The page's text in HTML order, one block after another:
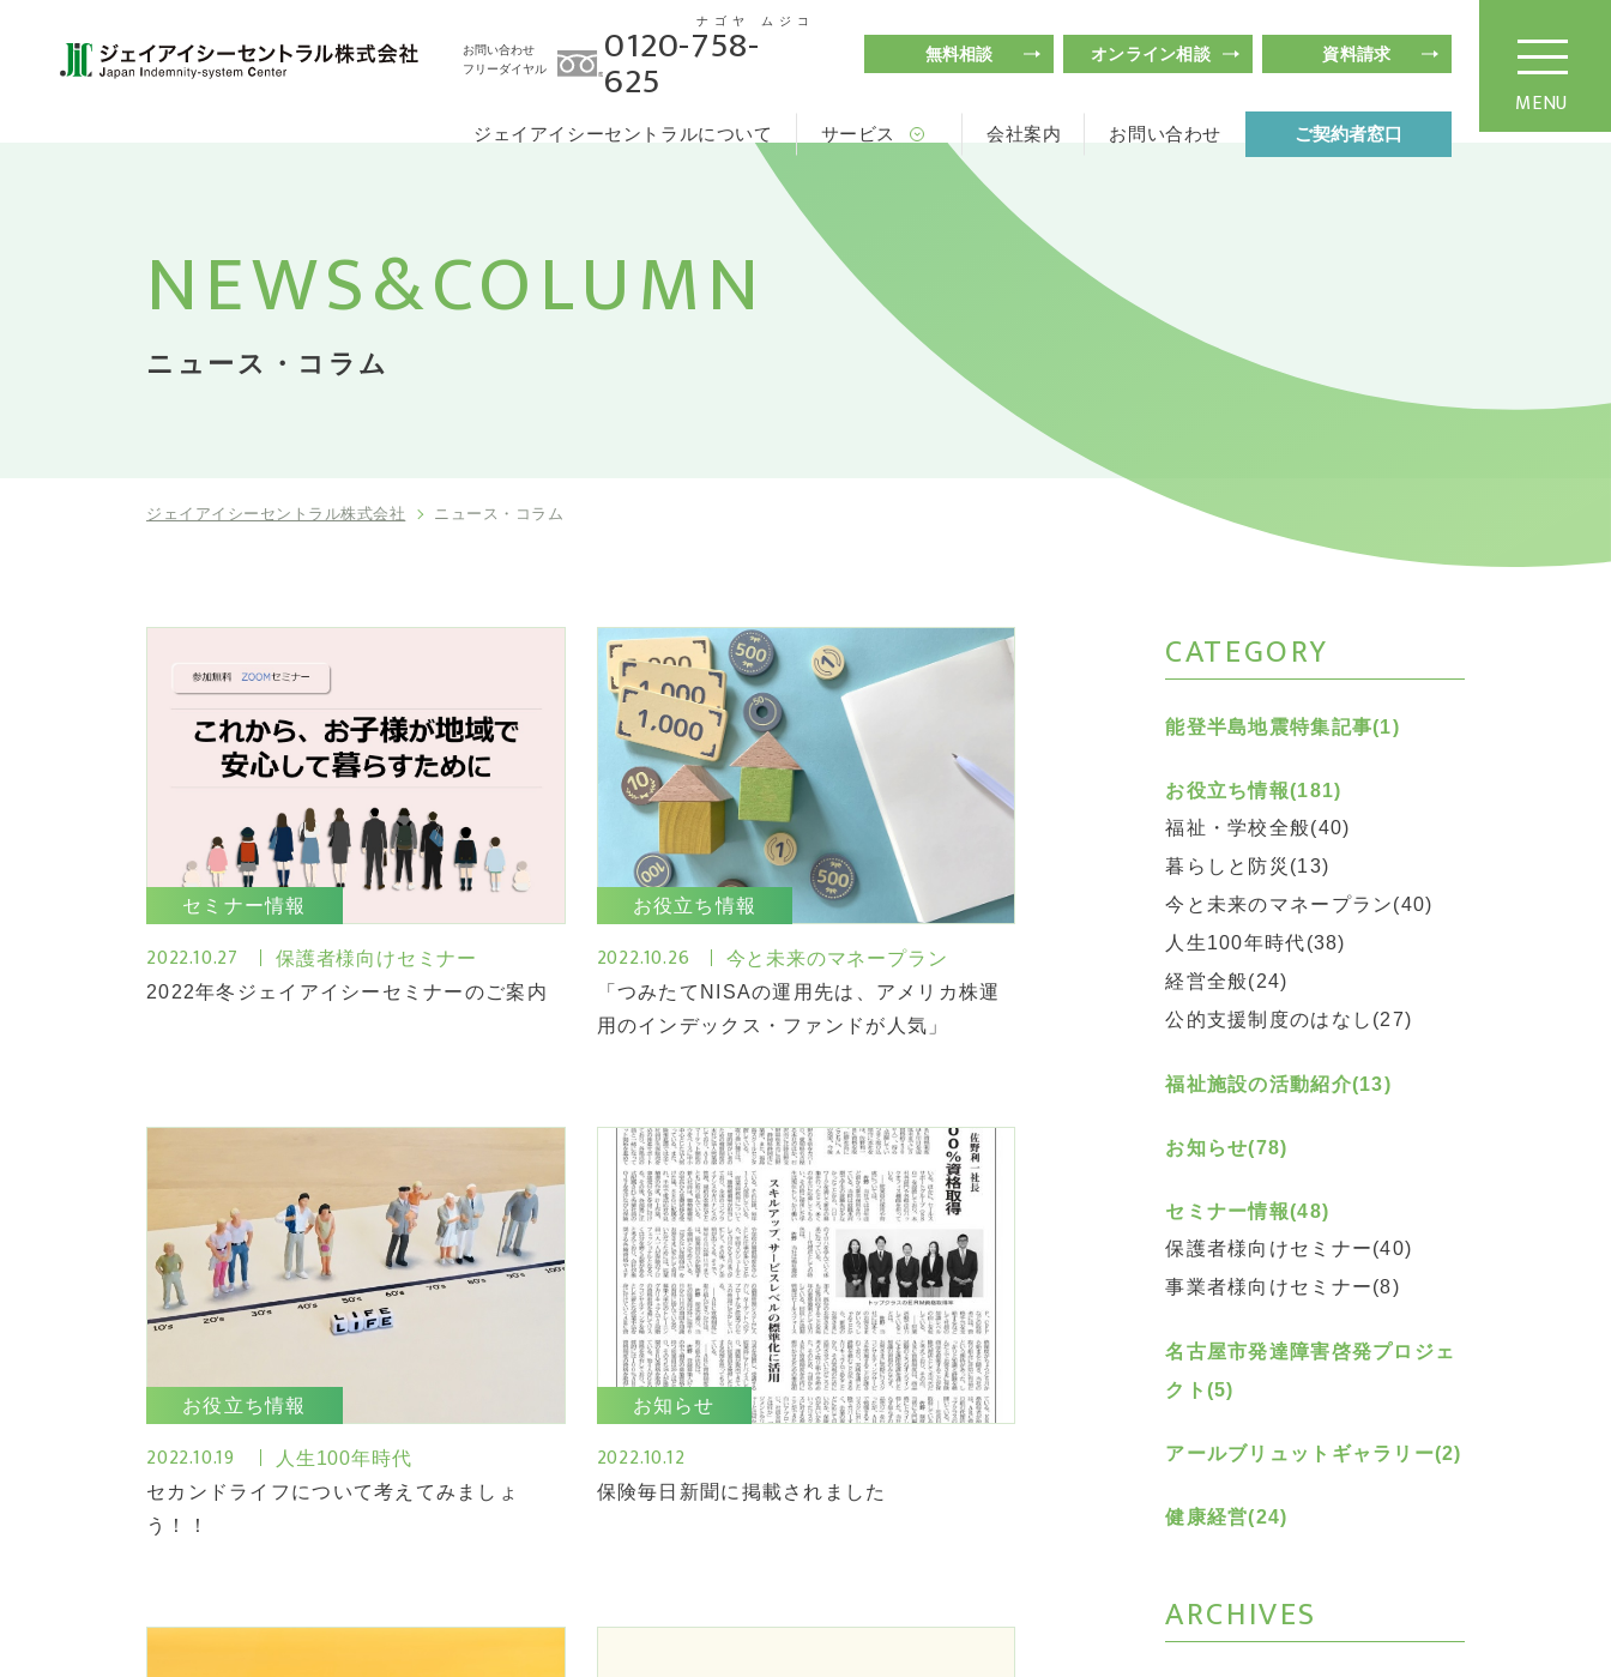
お問い合わせ
フリーダイヤル
ナゴヤ ムジコ
0120-758-
625 無料相談 オンライン相談 資料請求
ジェイアイシーセントラルについて サービス 会社案内 お問い合わせ ご契約者窓口
MENU
NEWS&COLUMN
ニュース・コラム
ジェイアイシーセントラル株式会社 ニュース・コラム
セミナー情報
2022.10.27
保護者様向けセミナー
2022年冬ジェイアイシーセミナーのご案内
お役立ち情報
2022.10.26
今と未来のマネープラン
「つみたてNISAの運用先は、アメリカ株運
用のインデックス・ファンドが人気」
お役立ち情報
2022.10.19
人生100年時代
セカンドライフについて考えてみましょ
う！！
お知らせ
2022.10.12
保険毎日新聞に掲載されました
CATEGORY
能登半島地震特集記事(1)
お役立ち情報(181)
福祉・学校全般(40)
暮らしと防災(13)
今と未来のマネープラン(40)
人生100年時代(38)
経営全般(24)
公的支援制度のはなし(27)
福祉施設の活動紹介(13)
お知らせ(78)
セミナー情報(48)
保護者様向けセミナー(40)
事業者様向けセミナー(8)
名古屋市発達障害啓発プロジェ
クト(5)
アールブリュットギャラリー(2)
健康経営(24)
ARCHIVES